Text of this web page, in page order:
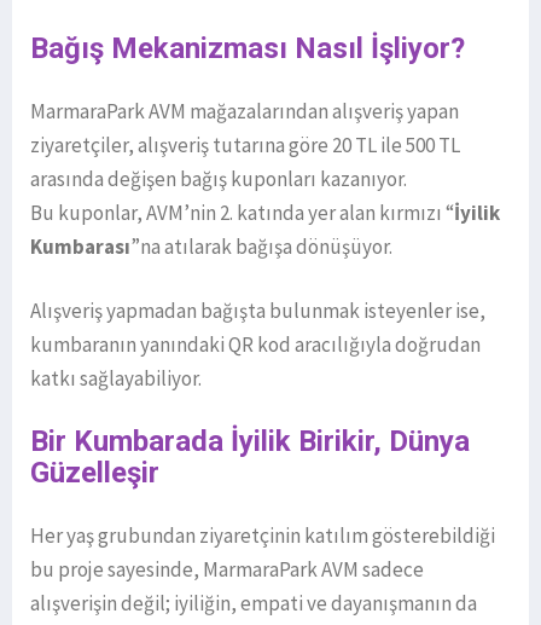
Bağış Mekanizması Nasıl İşliyor?
MarmaraPark AVM mağazalarından alışveriş yapan
ziyaretçiler, alışveriş tutarına göre 20 TL ile 500 TL
arasında değişen bağış kuponları kazanıyor.
Bu kuponlar, AVM’nin 2. katında yer alan kırmızı “İyilik
Kumbarası”na atılarak bağışa dönüşüyor.
Alışveriş yapmadan bağışta bulunmak isteyenler ise,
kumbaranın yanındaki QR kod aracılığıyla doğrudan
katkı sağlayabiliyor.
Bir Kumbarada İyilik Birikir, Dünya
Güzelleşir
Her yaş grubundan ziyaretçinin katılım gösterebildiği
bu proje sayesinde, MarmaraPark AVM sadece
alışverişin değil; iyiliğin, empati ve dayanışmanın da